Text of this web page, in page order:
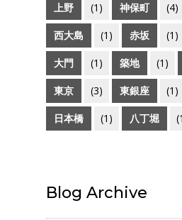
上野 (1) 神保町 (4)
西大島 (1) 赤坂 (1)
大門 (1) 築地 (1)
東京 (3) 東銀座 (1)
日本橋 (1) 八丁堀
Blog Archive